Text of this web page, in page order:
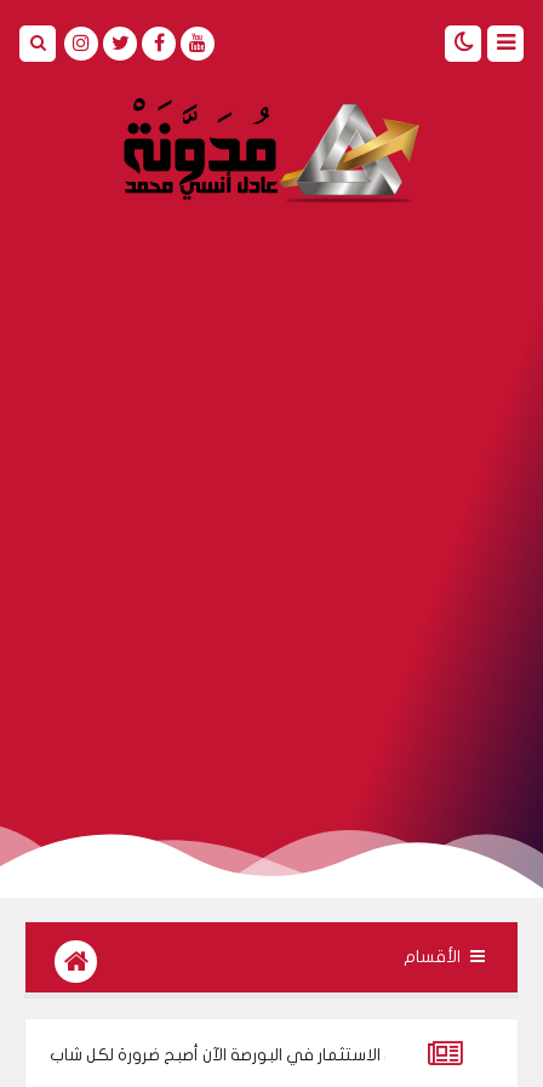
الأقسام
هل الاستثمار في البورصة الآن أصبح ضرورة لكل شاب؟ عندما قالت